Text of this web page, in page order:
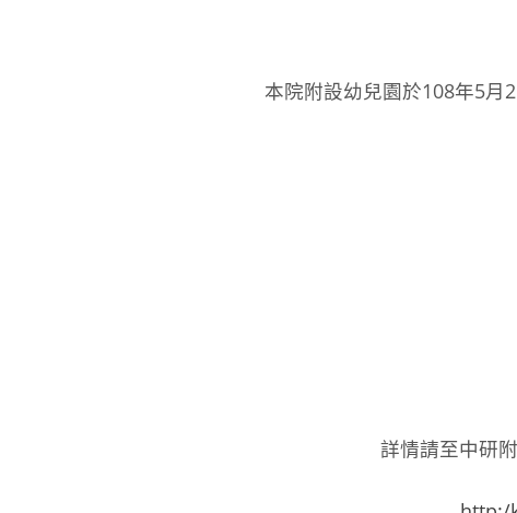
本院附設幼兒園於108年5月
詳情請至中研